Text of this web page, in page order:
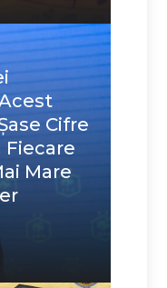
Cifre
Fiecare
Mare